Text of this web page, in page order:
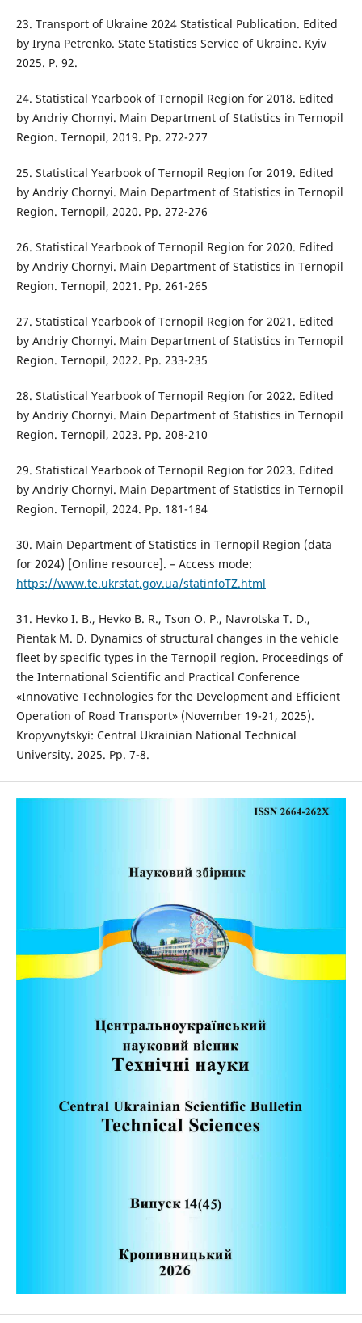
23. Transport of Ukraine 2024 Statistical Publication. Edited
by Iryna Petrenko. State Statistics Service of Ukraine. Kyiv
2025. P. 92.
24. Statistical Yearbook of Ternopil Region for 2018. Edited
by Andriy Chornyi. Main Department of Statistics in Ternopil
Region. Ternopil, 2019. Pp. 272-277
25. Statistical Yearbook of Ternopil Region for 2019. Edited
by Andriy Chornyi. Main Department of Statistics in Ternopil
Region. Ternopil, 2020. Pp. 272-276
26. Statistical Yearbook of Ternopil Region for 2020. Edited
by Andriy Chornyi. Main Department of Statistics in Ternopil
Region. Ternopil, 2021. Pp. 261-265
27. Statistical Yearbook of Ternopil Region for 2021. Edited
by Andriy Chornyi. Main Department of Statistics in Ternopil
Region. Ternopil, 2022. Pp. 233-235
28. Statistical Yearbook of Ternopil Region for 2022. Edited
by Andriy Chornyi. Main Department of Statistics in Ternopil
Region. Ternopil, 2023. Pp. 208-210
29. Statistical Yearbook of Ternopil Region for 2023. Edited
by Andriy Chornyi. Main Department of Statistics in Ternopil
Region. Ternopil, 2024. Pp. 181-184
30. Main Department of Statistics in Ternopil Region (data
for 2024) [Online resource]. – Access mode:
https://www.te.ukrstat.gov.ua/statinfoTZ.html
31. Hevko I. B., Hevko B. R., Tson O. P., Navrotska T. D.,
Pientak M. D. Dynamics of structural changes in the vehicle
fleet by specific types in the Ternopil region. Proceedings of
the International Scientific and Practical Conference
«Innovative Technologies for the Development and Efficient
Operation of Road Transport» (November 19-21, 2025).
Kropyvnytskyi: Central Ukrainian National Technical
University. 2025. Рp. 7-8.